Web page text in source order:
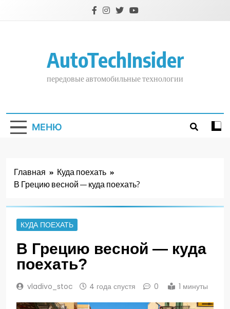
AutoTechInsider
передовые автомобильные технологии
МЕНЮ
Главная
Куда поехать
В Грецию весной — куда поехать?
КУДА ПОЕХАТЬ
В Грецию весной — куда
поехать?
vladivo_stoc 4 года спустя 0 1 минуты